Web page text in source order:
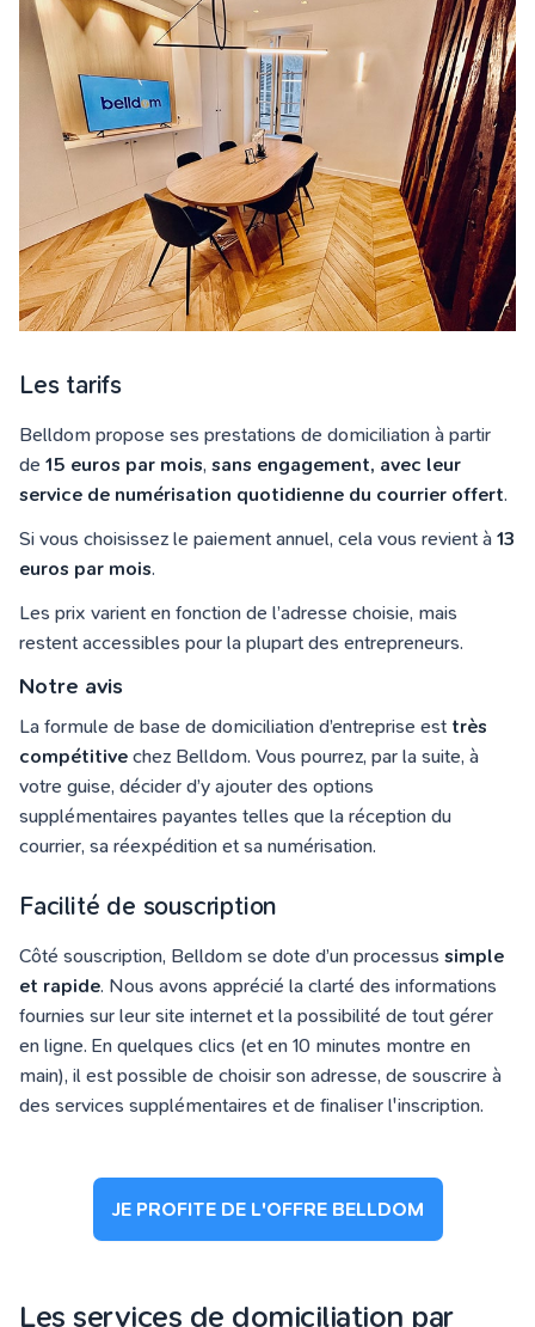
Les tarifs
Belldom propose ses prestations de domiciliation à partir
de 15 euros par mois, sans engagement, avec leur
service de numérisation quotidienne du courrier offert.
Si vous choisissez le paiement annuel, cela vous revient à 13
euros par mois.
Les prix varient en fonction de l’adresse choisie, mais
restent accessibles pour la plupart des entrepreneurs.
Notre avis
La formule de base de domiciliation d’entreprise est très
compétitive chez Belldom. Vous pourrez, par la suite, à
votre guise, décider d’y ajouter des options
supplémentaires payantes telles que la réception du
courrier, sa réexpédition et sa numérisation.
Facilité de souscription
Côté souscription, Belldom se dote d’un processus simple
et rapide. Nous avons apprécié la clarté des informations
fournies sur leur site internet et la possibilité de tout gérer
en ligne. En quelques clics (et en 10 minutes montre en
main), il est possible de choisir son adresse, de souscrire à
des services supplémentaires et de finaliser l'inscription.
JE PROFITE DE L'OFFRE BELLDOM
Les services de domiciliation par